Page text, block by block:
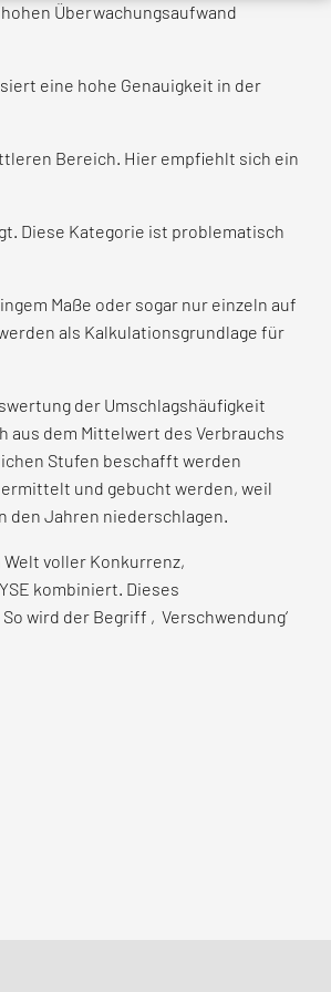
Überwachungsaufwand
eine hohe Genauigkeit in der
Bereich. Hier empfiehlt sich ein
Diese Kategorie ist problematisch
Maße oder sogar nur einzeln auf
als Kalkulationsgrundlage für
der Umschlagshäufigkeit
aus dem Mittelwert des Verbrauchs
Stufen beschafft werden
und gebucht werden, weil
den Jahren niederschlagen.
voller Konkurrenz,
kombiniert. Dieses
wird der Begriff ‚Verschwendung‘